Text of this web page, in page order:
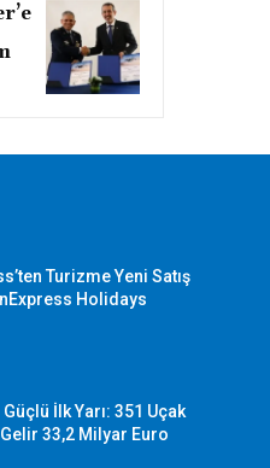
Turizme Yeni Satış
Holidays
İlk Yarı: 351 Uçak
33,2 Milyar Euro